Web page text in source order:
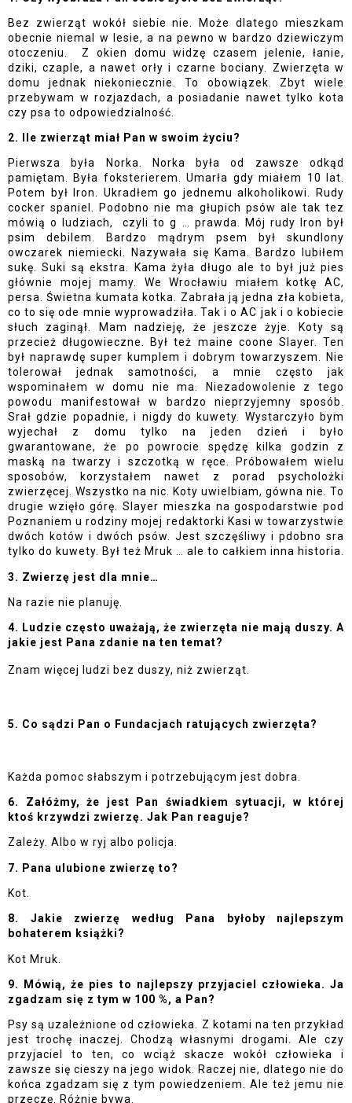
Bez zwierząt wokół siebie nie. Może dlatego mieszkam
obecnie niemal w lesie, a na pewno w bardzo dziewiczym
otoczeniu.  Z okien domu widzę czasem jelenie, łanie,
dziki, czaple, a nawet orły i czarne bociany. Zwierzęta w
domu jednak niekoniecznie. To obowiązek. Zbyt wiele
przebywam w rozjazdach, a posiadanie nawet tylko kota
czy psa to odpowiedzialność.
2. Ile zwierząt miał Pan w swoim życiu?
Pierwsza była Norka. Norka była od zawsze odkąd
pamiętam. Była foksterierem. Umarła gdy miałem 10 lat.
Potem był Iron. Ukradłem go jednemu alkoholikowi. Rudy
cocker spaniel. Podobno nie ma głupich psów ale tak tez
mówią o ludziach,  czyli to g … prawda. Mój rudy Iron był
psim debilem. Bardzo mądrym psem był skundlony
owczarek niemiecki. Nazywała się Kama. Bardzo lubiłem
sukę. Suki są ekstra. Kama żyła długo ale to był już pies
głównie mojej mamy. We Wrocławiu miałem kotkę AC,
persa. Świetna kumata kotka. Zabrała ją jedna zła kobieta,
co to się ode mnie wyprowadziła. Tak i o AC jak i o kobiecie
słuch zaginął. Mam nadzieję, że jeszcze żyje. Koty są
przecież długowieczne. Był też maine coone Slayer. Ten
był naprawdę super kumplem i dobrym towarzyszem. Nie
tolerował jednak samotności, a mnie często jak
wspominałem w domu nie ma. Niezadowolenie z tego
powodu manifestował w bardzo nieprzyjemny sposób.
Srał gdzie popadnie, i nigdy do kuwety. Wystarczyło bym
wyjechał z domu tylko na jeden dzień i było
gwarantowane, że po powrocie spędzę kilka godzin z
maską na twarzy i szczotką w ręce. Próbowałem wielu
sposobów, korzystałem nawet z porad psycholożki
zwierzęcej. Wszystko na nic. Koty uwielbiam, gówna nie. To
drugie wzięło górę. Slayer mieszka na gospodarstwie pod
Poznaniem u rodziny mojej redaktorki Kasi w towarzystwie
dwóch kotów i dwóch psów. Jest szczęśliwy i pdobno sra
tylko do kuwety. Był też Mruk … ale to całkiem inna historia.
3. Zwierzę jest dla mnie…
Na razie nie planuję.
4. Ludzie często uważają, że zwierzęta nie mają duszy. A
jakie jest Pana zdanie na ten temat?
Znam więcej ludzi bez duszy, niż zwierząt.
5. Co sądzi Pan o Fundacjach ratujących zwierzęta?
Każda pomoc słabszym i potrzebującym jest dobra.
6. Załóżmy, że jest Pan świadkiem sytuacji, w której
ktoś krzywdzi zwierzę. Jak Pan reaguje?
Zależy. Albo w ryj albo policja.
7. Pana ulubione zwierzę to?
Kot.
8. Jakie zwierzę według Pana byłoby najlepszym
bohaterem książki?
Kot Mruk.
9. Mówią, że pies to najlepszy przyjaciel człowieka. Ja
zgadzam się z tym w 100 %, a Pan?
Psy są uzależnione od człowieka. Z kotami na ten przykład
jest trochę inaczej. Chodzą własnymi drogami. Ale czy
przyjaciel to ten, co wciąż skacze wokół człowieka i
zawsze się cieszy na jego widok. Raczej nie, dlatego nie do
końca zgadzam się z tym powiedzeniem. Ale też jemu nie
przeczę. Różnie bywa.